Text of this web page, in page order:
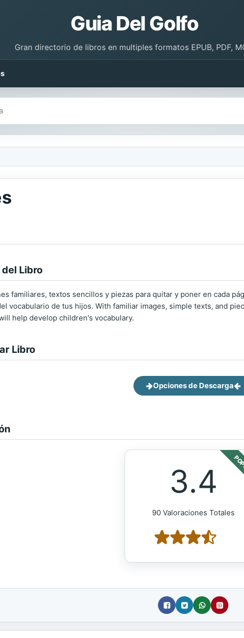
Guia Del Golfo
Gran directorio de libros en multiples formatos EPUB, PDF,
Libro
familiares, textos sencillos y piezas para quitar y poner en cada
vocabulario de tus hijos. With familiar images, simple texts, and
help develop children's vocabulary.
Libro
Opciones de Descarga
3.4
90 Valoraciones Totales